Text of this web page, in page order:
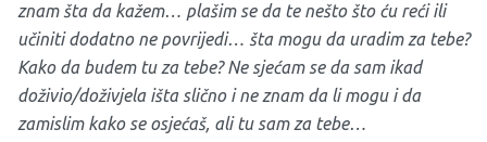
znam šta da kažem… plašim se da te nešto što ću reći ili
učiniti dodatno ne povrijedi… šta mogu da uradim za tebe?
Kako da budem tu za tebe? Ne sjećam se da sam ikad
doživio/doživjela išta slično i ne znam da li mogu i da
zamislim kako se osjećaš, ali tu sam za tebe…